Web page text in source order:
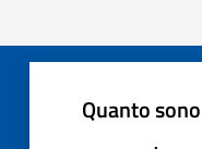
Quanto